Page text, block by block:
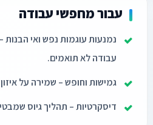
עבור מחפשי עבודה
נמנעות עוגמות נפש ואי הבנות
עבודה לא תואמים.
גמישות וחופש – שמירה על
דיסקרטיות – תהליך גיוס